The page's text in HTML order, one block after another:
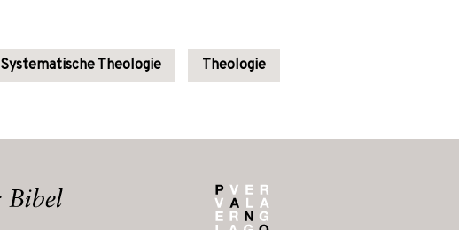
Systematische Theologie Theologie